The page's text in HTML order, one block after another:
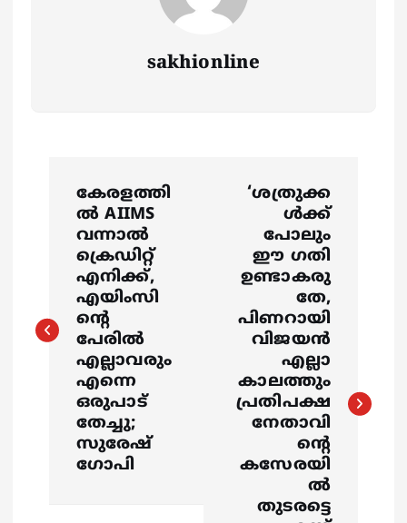
sakhionline
t
n
കേരളത്തി
ൽ AIIMS
വന്നാൽ
ക്രെഡിറ്റ്
എനിക്ക്,
എയിംസി
ന്റെ
പേരിൽ
എല്ലാവരും
എന്നെ
ഒരുപാട്
തേച്ചു;
സുരേഷ്
ഗോപി
‘ശത്രുക്ക
ൾക്ക്
പോലും
ഈ ഗതി
ഉണ്ടാകരു
തേ,
പിണറായി
വിജയൻ
എല്ലാ
കാലത്തും
പ്രതിപക്ഷ
നേതാവി
ന്റെ
കസേരയി
ൽ
തുടരട്ടെ